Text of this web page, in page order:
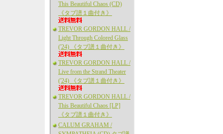
This Beautiful Chaos (CD)
《タブ譜１曲付き》
TREVOR GORDON HALL /
Light Through Colored Glass
('24) 《タブ譜１曲付き》
TREVOR GORDON HALL /
Live from the Strand Theater
('24) 《タブ譜１曲付き》
TREVOR GORDON HALL /
This Beautiful Chaos [LP]
《タブ譜１曲付き》
CALUM GRAHAM /